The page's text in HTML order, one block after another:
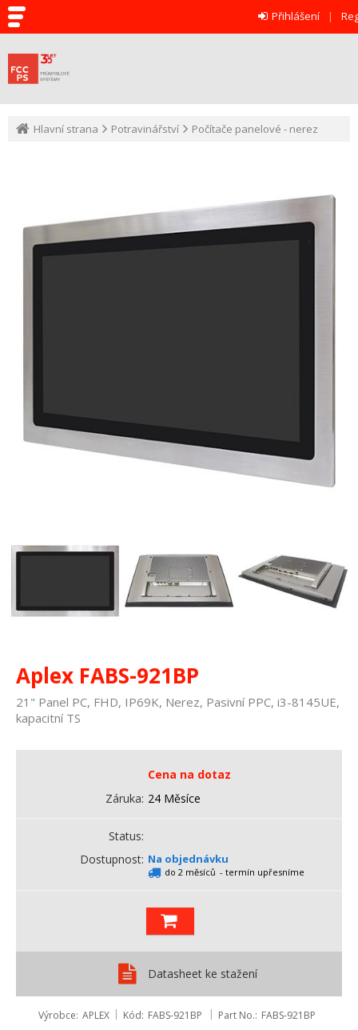
Přihlášení
Hlavní strana Potravinářství Počítače panelové - nerez
Aplex FABS-921BP
21" Panel PC, FHD, IP69K, Nerez, Pasivní PPC, i3-8145UE,
kapacitní TS
Cena na dotaz
Záruka 24 Měsíce
Status
Dostupnost Na objednávku
do 2 měsíců - termín upřesníme
Datasheet ke stažení
Výrobce APLEX Kód FABS-921BP Part No. FABS-921BP